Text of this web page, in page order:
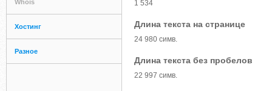
Whois
Хостинг
Разное
1 534
Длина текста на странице
24 980 симв.
Длина текста без пробелов
22 997 симв.